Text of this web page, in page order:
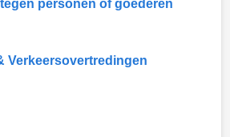
personen of goederen
Verkeersovertredingen